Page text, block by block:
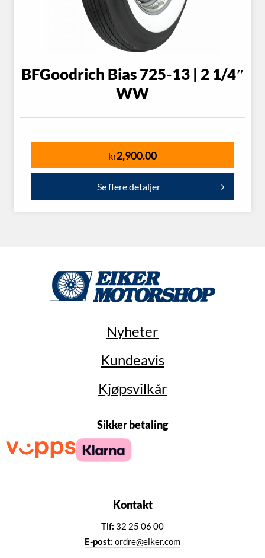
BFGoodrich Bias 725-13 | 2 1/4″
WW
kr2,900.00
Se flere detaljer
Nyheter
Kundeavis
Kjøpsvilkår
Sikker betaling
Kontakt
Tlf: 32 25 06 00
E-post: ordre@eiker.com